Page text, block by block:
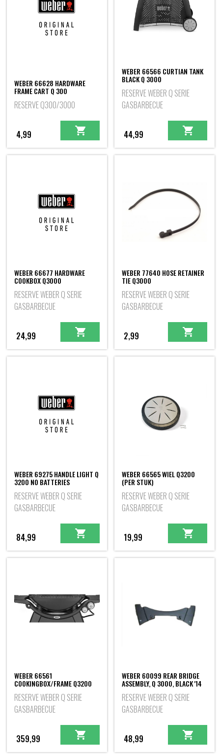
WEBER 66628 HARDWARE
FRAME CART Q 300
RESERVE Q300/3000
4,99
WEBER 66566 CURTIAN TANK
BLACK Q 3000
RESERVE WEBER Q SERIE
GASBARBECUE
44,99
WEBER 66677 HARDWARE
COOKBOX Q3000
RESERVE WEBER Q SERIE
GASBARBECUE
24,99
WEBER 77640 HOSE RETAINER
TIE Q3000
RESERVE WEBER Q SERIE
GASBARBECUE
2,99
WEBER 69275 HANDLE LIGHT Q
3200 NO BATTERIES
RESERVE WEBER Q SERIE
GASBARBECUE
84,99
WEBER 66565 WIEL Q3200
(PER STUK)
RESERVE WEBER Q SERIE
GASBARBECUE
19,99
WEBER 66561
COOKINGBOX/FRAME Q3200
RESERVE WEBER Q SERIE
GASBARBECUE
359,99
WEBER 60099 REAR BRIDGE
ASSEMBLY, Q 3000, BLACK '14
RESERVE WEBER Q SERIE
GASBARBECUE
48,99